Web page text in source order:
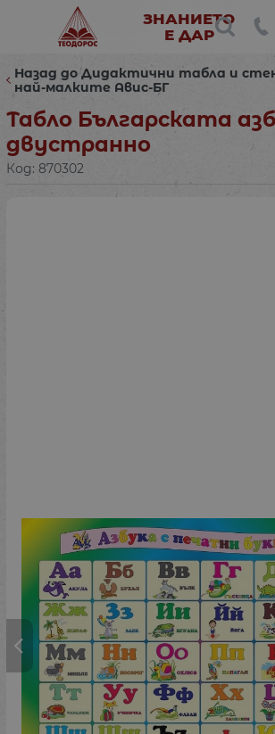
ЗНАНИЕТО
Е ДАР
Назад до Дидактични табла и
най-малките Авис-БГ
Табло Българската
двустранно
Код: 870302